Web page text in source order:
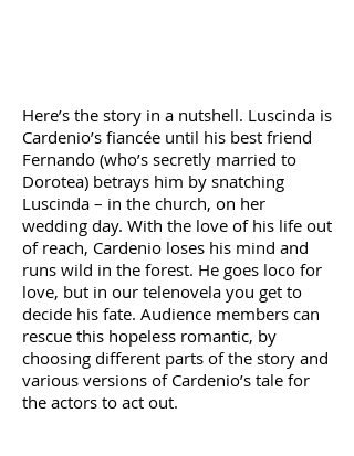
Here’s the story in a nutshell. Luscinda is
Cardenio’s fiancée until his best friend
Fernando (who’s secretly married to
Dorotea) betrays him by snatching
Luscinda – in the church, on her
wedding day. With the love of his life out
of reach, Cardenio loses his mind and
runs wild in the forest. He goes loco for
love, but in our telenovela you get to
decide his fate. Audience members can
rescue this hopeless romantic, by
choosing different parts of the story and
various versions of Cardenio’s tale for
the actors to act out.